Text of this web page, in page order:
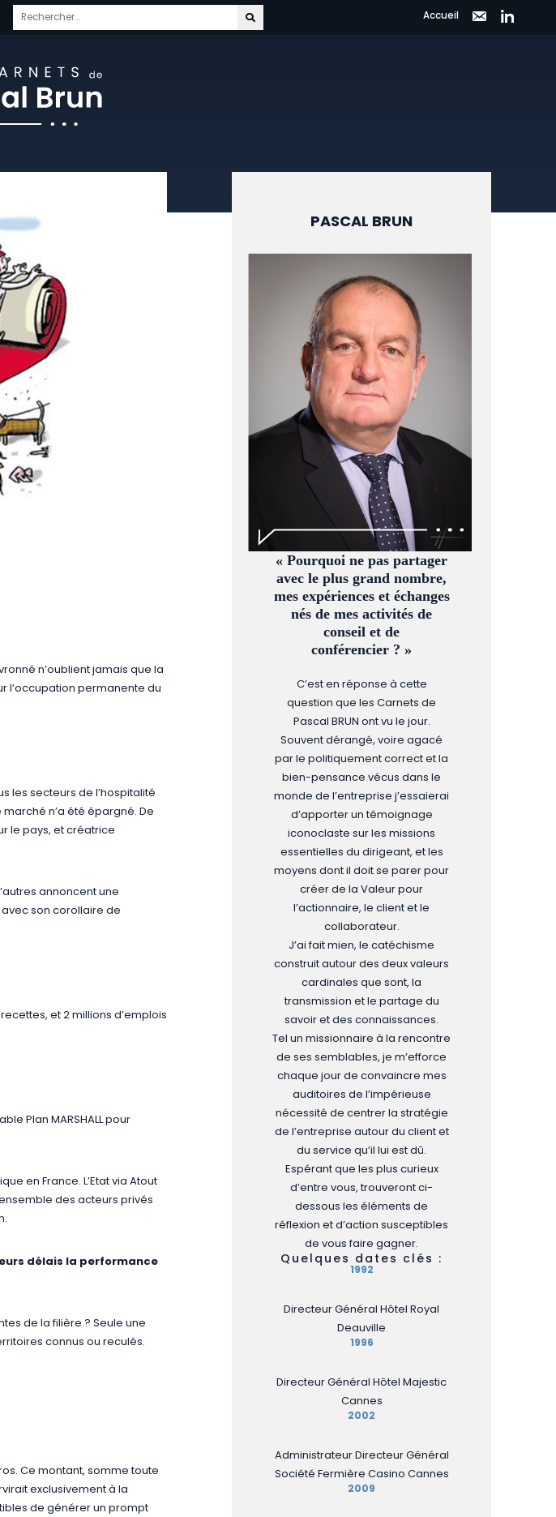
Accueil
n’oublient jamais que la
l’occupation permanente du
les secteurs de l’hospitalité
n’a été épargné. De
le pays, et créatrice
annoncent une
son corollaire de
et 2 millions d’emplois
Plan MARSHALL pour
en France. L’Etat via Atout
des acteurs privés
délais la performance
de la filière ? Seule une
connus ou reculés.
Ce montant, somme toute
exclusivement à la
de générer un prompt
PASCAL BRUN
« Pourquoi ne pas partager
avec le plus grand nombre,
mes expériences et échanges
nés de mes activités de
conseil et de
conférencier ? »
C’est en réponse à cette
question que les Carnets de
Pascal BRUN ont vu le jour.
Souvent dérangé, voire agacé
par le politiquement correct et la
bien-pensance vécus dans le
monde de l’entreprise j’essaierai
d’apporter un témoignage
iconoclaste sur les missions
essentielles du dirigeant, et les
moyens dont il doit se parer pour
créer de la Valeur pour
l’actionnaire, le client et le
collaborateur.
J’ai fait mien, le catéchisme
construit autour des deux valeurs
cardinales que sont, la
transmission et le partage du
savoir et des connaissances.
Tel un missionnaire à la rencontre
de ses semblables, je m’efforce
chaque jour de convaincre mes
auditoires de l’impérieuse
nécessité de centrer la stratégie
de l’entreprise autour du client et
du service qu’il lui est dû.
Espérant que les plus curieux
d’entre vous, trouveront ci-
dessous les éléments de
réflexion et d’action susceptibles
de vous faire gagner.
Quelques dates clés :
1992
Directeur Général Hôtel Royal
Deauville
1996
Directeur Général Hôtel Majestic
Cannes
2002
Administrateur Directeur Général
Société Fermière Casino Cannes
2009